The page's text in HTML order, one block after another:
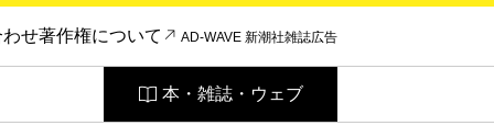
わせ著作権について AD-WAVE 新潮社雑誌広告
本・雑誌・ウェブ